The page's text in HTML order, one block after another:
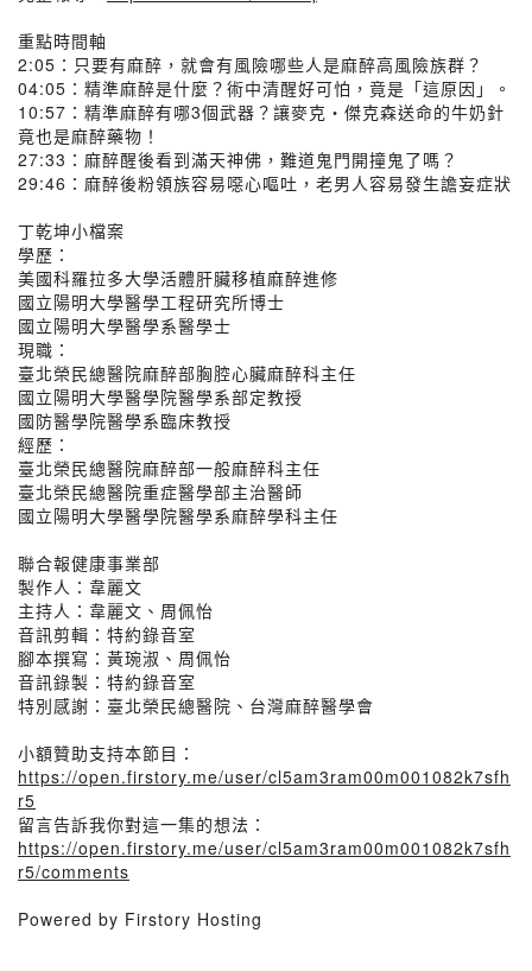
重點時間軸
2:05：只要有麻醉，就會有風險哪些人是麻醉高風險族群？
04:05：精準麻醉是什麼？術中清醒好可怕，竟是「這原因」。
10:57：精準麻醉有哪3個武器？讓麥克・傑克森送命的牛奶針
竟也是麻醉藥物！
27:33：麻醉醒後看到滿天神佛，難道鬼門開撞鬼了嗎？
29:46：麻醉後粉領族容易噁心嘔吐，老男人容易發生譫妄症狀
丁乾坤小檔案
學歷：
美國科羅拉多大學活體肝臟移植麻醉進修
國立陽明大學醫學工程研究所博士
國立陽明大學醫學系醫學士
現職：
臺北榮民總醫院麻醉部胸腔心臟麻醉科主任
國立陽明大學醫學院醫學系部定教授
國防醫學院醫學系臨床教授
經歷：
臺北榮民總醫院麻醉部一般麻醉科主任
臺北榮民總醫院重症醫學部主治醫師
國立陽明大學醫學院醫學系麻醉學科主任
聯合報健康事業部
製作人：韋麗文
主持人：韋麗文、周佩怡
音訊剪輯：特約錄音室
腳本撰寫：黃琬淑、周佩怡
音訊錄製：特約錄音室
特別感謝：臺北榮民總醫院、台灣麻醉醫學會
小額贊助支持本節目：
https://open.firstory.me/user/cl5am3ram00m001082k7sfh
r5
留言告訴我你對這一集的想法：
https://open.firstory.me/user/cl5am3ram00m001082k7sfh
r5/comments
Powered by Firstory Hosting